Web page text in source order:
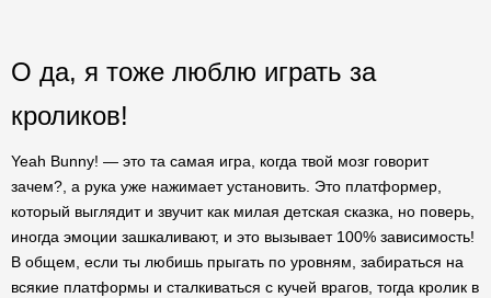
О да, я тоже люблю играть за
кроликов!
Yeah Bunny! — это та самая игра, когда твой мозг говорит
зачем?, а рука уже нажимает установить. Это платформер,
который выглядит и звучит как милая детская сказка, но поверь,
иногда эмоции зашкаливают, и это вызывает 100% зависимость!
В общем, если ты любишь прыгать по уровням, забираться на
всякие платформы и сталкиваться с кучей врагов, тогда кролик в